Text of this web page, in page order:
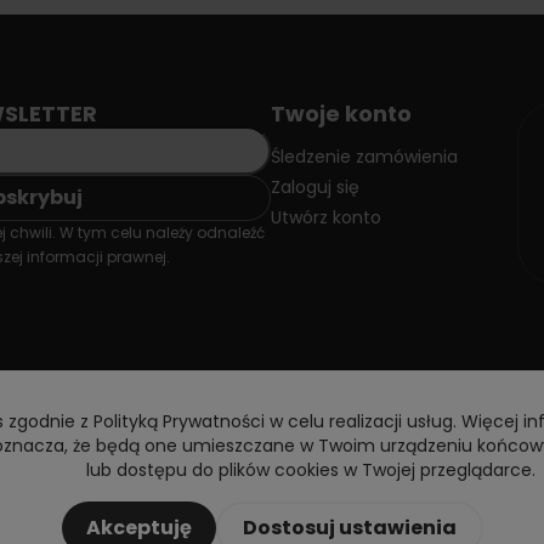
z Polityką Prywatności w celu realizacji usług. Więcej
że będą one umieszczane w Twoim urządzeniu
lub dostępu do plików cookies w Twojej przeglądarce.
Akceptuję Dostosuj ustawienia
chwili. W tym celu należy odnaleźć
informacji prawnej.
Twoje konto
Śledzenie zamówienia
Zaloguj się
Utwórz konto